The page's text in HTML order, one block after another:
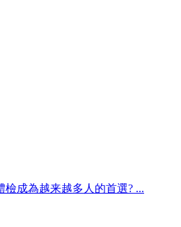
檢成為越来越多人的首選? ...